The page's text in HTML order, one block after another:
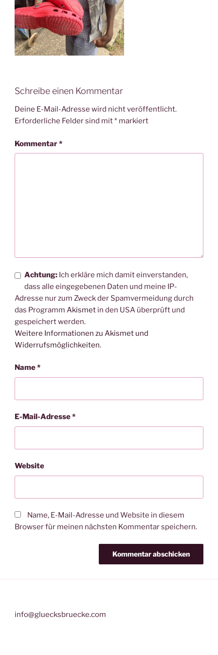
Schreibe einen Kommentar
Deine E-Mail-Adresse wird nicht veröffentlicht.
Erforderliche Felder sind mit* markiert
Kommentar*
Achtung: Ich erkläre mich damit einverstanden,
dass alle eingegebenen Daten und meine IP-
Adresse nur zum Zweck der Spamvermeidung durch
das Programm Akismet in den USA überprüft und
gespeichert werden.
Weitere Informationen zu Akismet und
Widerrufsmöglichkeiten.
Name*
E-Mail-Adresse*
Website
Name, E-Mail-Adresse und Website in diesem
Browser für meinen nächsten Kommentar speichern.
info@gluecksbruecke.com